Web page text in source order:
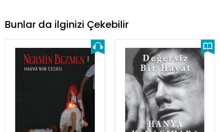
Bunlar da ilginizi Çekebilir